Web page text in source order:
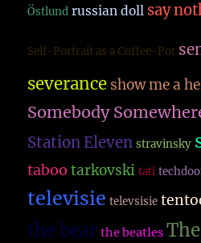
Östlund russian doll say
Self-Portrait as a Coffee-Pot
severance show me a
Somebody
Station Eleven stravinsky
taboo tarkovski tati
televisie televsisie
the bear the beatles